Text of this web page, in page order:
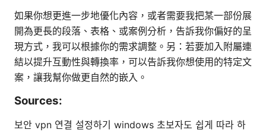
如果你想更進一步地優化內容，或者需要我把某一部份展
開為更長的段落、表格、或案例分析，告訴我你偏好的呈
現方式，我可以根據你的需求調整。另：若要加入附屬連
結以提升互動性與轉換率，可以告訴我你想使用的特定文
案，讓我幫你做更自然的嵌入。
Sources:
보안 vpn 연결 설정하기 windows 초보자도 쉽게 따라 하